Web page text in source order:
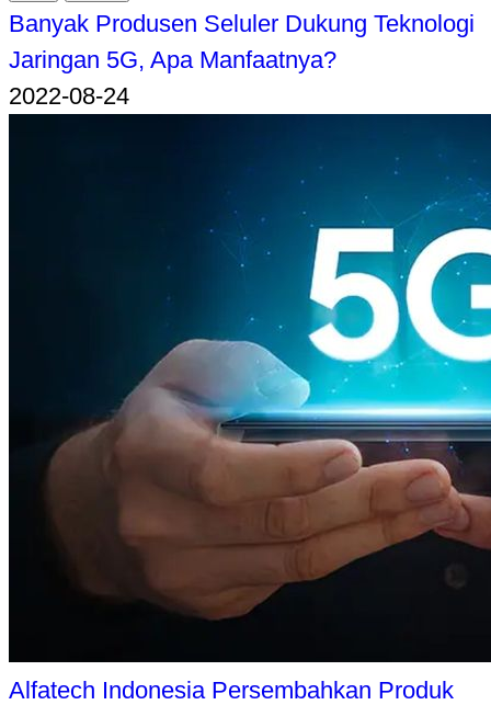
Banyak Produsen Seluler Dukung Teknologi
Jaringan 5G, Apa Manfaatnya?
2022-08-24
Alfatech Indonesia Persembahkan Produk